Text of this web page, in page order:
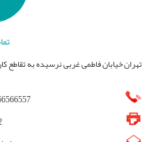
تهران خیابان فاطمی غربی نرسیده به تقاطع کارگر شمالی